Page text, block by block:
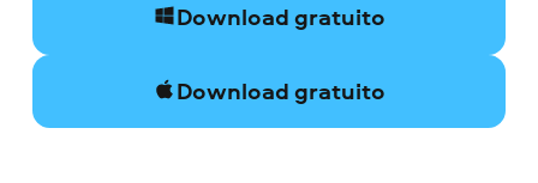
Download gratuito
Download gratuito